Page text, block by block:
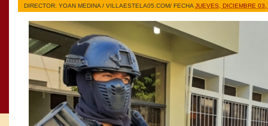
DIRECTOR: YOAN MEDINA / VILLAESTELA05.COM/ FECHA JUEVES, DICIEMBRE